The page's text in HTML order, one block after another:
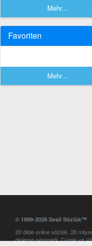
Mehr...
Favoriten
Mehr...
© 1999-2026 Sesli Sözlük™
20 dilde online sözlük. 20
dinleme seçeneği. Cümle ve